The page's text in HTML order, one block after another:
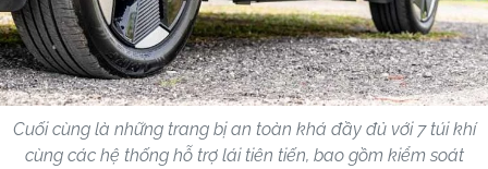
Cuối cùng là những trang bị an toàn khá đầy đủ với 7 túi khí
cùng các hệ thống hỗ trợ lái tiên tiến, bao gồm kiểm soát